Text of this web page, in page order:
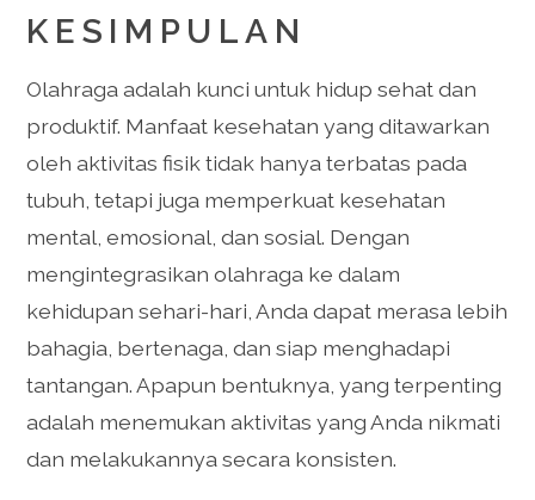
KESIMPULAN
Olahraga adalah kunci untuk hidup sehat dan
produktif. Manfaat kesehatan yang ditawarkan
oleh aktivitas fisik tidak hanya terbatas pada
tubuh, tetapi juga memperkuat kesehatan
mental, emosional, dan sosial. Dengan
mengintegrasikan olahraga ke dalam
kehidupan sehari-hari, Anda dapat merasa lebih
bahagia, bertenaga, dan siap menghadapi
tantangan. Apapun bentuknya, yang terpenting
adalah menemukan aktivitas yang Anda nikmati
dan melakukannya secara konsisten.